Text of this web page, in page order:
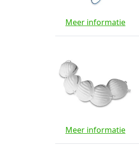
Meer informatie
Meer informatie